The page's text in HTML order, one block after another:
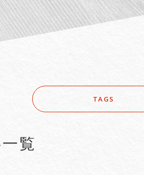
TAGS
seizure
覧